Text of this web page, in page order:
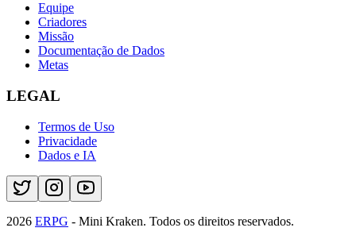
Equipe
Criadores
Missão
Documentação de Dados
Metas
LEGAL
Termos de Uso
Privacidade
Dados e IA
2026 ERPG - Mini Kraken. Todos os direitos reservados.